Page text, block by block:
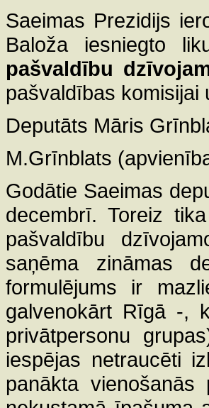
Saeimas Prezidijs
Baloža iesniegto
pašvaldību
pašvaldības komisijai
Deputāts Māris
M.Grīnblats
Godātie Saeimas
decembrī. Toreiz
pašvaldību
saņēma zināmas
formulējums ir
galvenokārt Rīgā -,
privātpersonu
iespējas netraucēti
panākta